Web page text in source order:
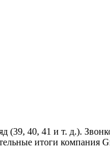
(39, 40, 41 и т. д.).
итоги компания